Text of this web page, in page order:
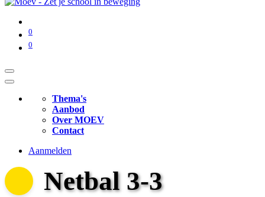
0
0
Thema's
Aanbod
Over MOEV
Contact
Aanmelden
Netbal 3-3